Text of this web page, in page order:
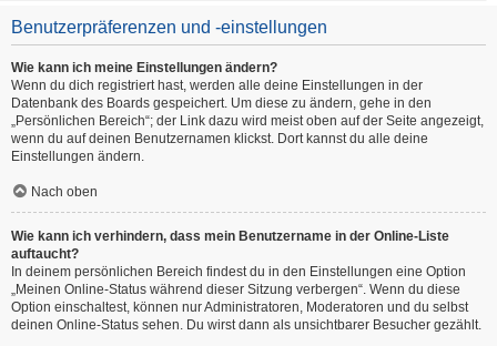
Benutzerpräferenzen und -einstellungen
Wie kann ich meine Einstellungen ändern?
Wenn du dich registriert hast, werden alle deine Einstellungen in der
Datenbank des Boards gespeichert. Um diese zu ändern, gehe in den
„Persönlichen Bereich“; der Link dazu wird meist oben auf der Seite angezeigt,
wenn du auf deinen Benutzernamen klickst. Dort kannst du alle deine
Einstellungen ändern.
Nach oben
Wie kann ich verhindern, dass mein Benutzername in der Online-Liste
auftaucht?
In deinem persönlichen Bereich findest du in den Einstellungen eine Option
„Meinen Online-Status während dieser Sitzung verbergen“. Wenn du diese
Option einschaltest, können nur Administratoren, Moderatoren und du selbst
deinen Online-Status sehen. Du wirst dann als unsichtbarer Besucher gezählt.